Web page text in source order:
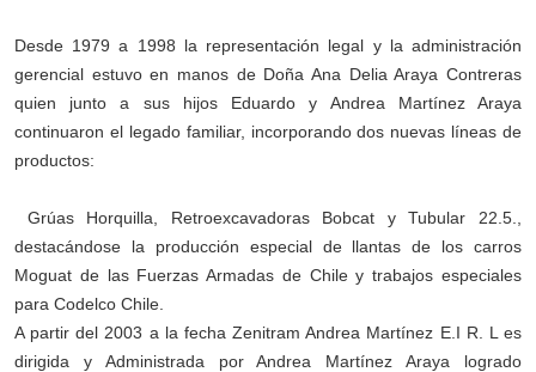
Desde 1979 a 1998 la representación legal y la administración
gerencial estuvo en manos de Doña Ana Delia Araya Contreras
quien junto a sus hijos Eduardo y Andrea Martínez Araya
continuaron el legado familiar, incorporando dos nuevas líneas de
productos:
Grúas Horquilla, Retroexcavadoras Bobcat y Tubular 22.5.,
destacándose la producción especial de llantas de los carros
Moguat de las Fuerzas Armadas de Chile y trabajos especiales
para Codelco Chile.
A partir del 2003 a la fecha Zenitram Andrea Martínez E.I R. L es
dirigida y Administrada por Andrea Martínez Araya logrado